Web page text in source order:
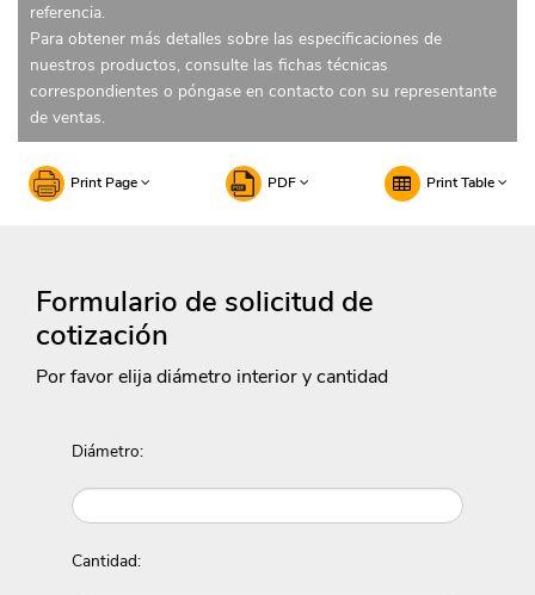
referencia.
Para obtener más detalles sobre las especificaciones de
nuestros productos, consulte las fichas técnicas
correspondientes o póngase en contacto con su representante
de ventas.
Print Page PDF Print Table
Formulario de solicitud de
cotización
Por favor elija diámetro interior y cantidad
Diámetro:
Cantidad: